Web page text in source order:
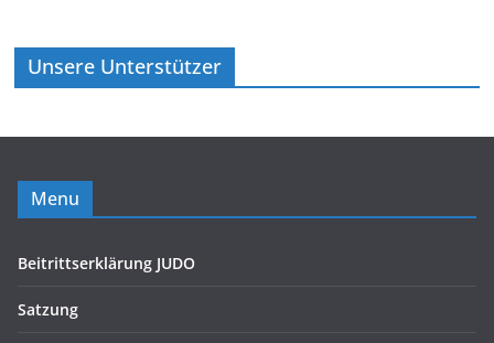
Unsere Unterstützer
Menu
Beitrittserklärung JUDO
Satzung